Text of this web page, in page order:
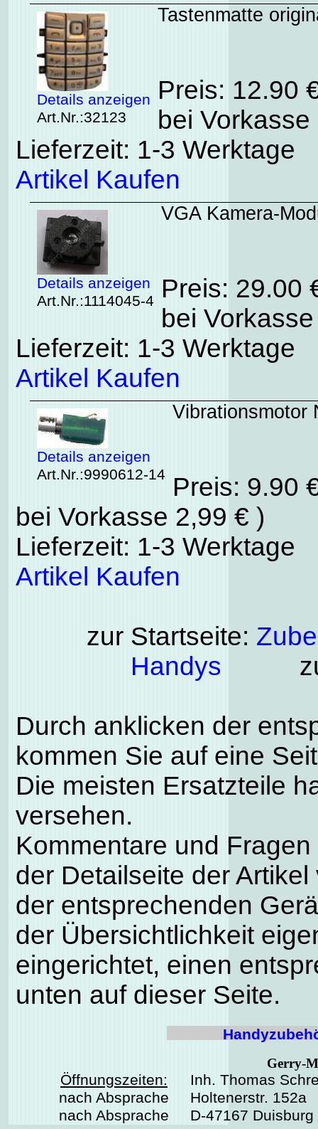
Details anzeigen
Art.Nr.:32123
Tastenmatte
Preis: 12.90
bei
Lieferzeit: 1-3 Werktage
Artikel Kaufen
Details anzeigen
Art.Nr.:1114045-4
VGA Kamera-
Preis: 29.00
bei
Lieferzeit: 1-3 Werktage
Artikel Kaufen
Details anzeigen
Art.Nr.:9990612-14
Vibrationsmotor
Preis: 9.90
bei Vorkasse 2,99 € )
Lieferzeit: 1-3 Werktage
Artikel Kaufen
zur Startseite:
Handys
Durch anklicken der
kommen Sie auf eine
Die meisten Ersatzteile
versehen.
Kommentare und
der Detailseite der
der entsprechenden
der Übersichtlichkeit
eingerichtet, einen
unten auf dieser Seite.
Gerry-
Öffnungszeiten:
Inh. Thomas
nach Absprache
Holtenerstr. 152a
nach Absprache
D-47167 Duisburg